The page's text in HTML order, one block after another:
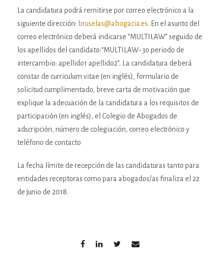
La candidatura podrá remitirse por correo electrónico a la
siguiente dirección: bruselas@abogacia.es. En el asunto del
correo electrónico deberá indicarse “MULTILAW” seguido de
los apellidos del candidato:“MULTILAW‐ 3o periodo de
intercambio: apellido1 apellido2”. La candidatura deberá
constar de curriculum vitae (en inglés), formulario de
solicitud cumplimentado, breve carta de motivación que
explique la adecuación de la candidatura a los requisitos de
participación (en inglés), el Colegio de Abogados de
adscripción, número de colegiación, correo electrónico y
teléfono de contacto
La fecha límite de recepción de las candidaturas tanto para
entidades receptoras como para abogados/as finaliza el 22
de junio de 2018.